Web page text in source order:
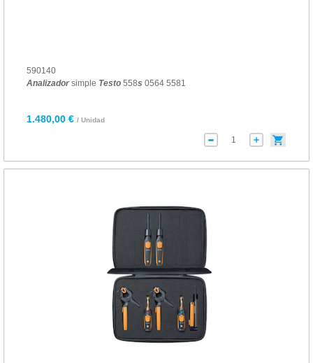
590140
Analizadorsimple Testo558s 0564 5581
1.480,00 € / Unidad